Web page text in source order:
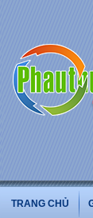
TRANG CHỦ